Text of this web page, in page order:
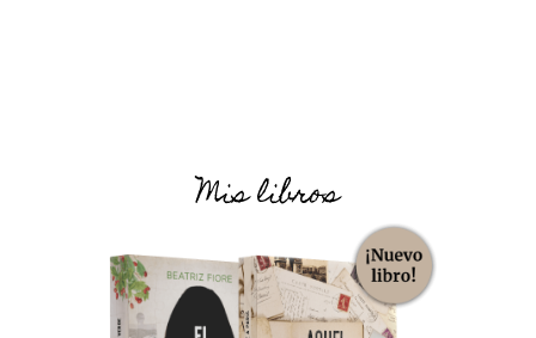
Mis libros